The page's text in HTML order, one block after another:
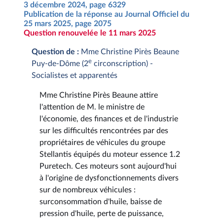
3 décembre 2024, page 6329
Publication de la réponse au Journal Officiel du
25 mars 2025, page 2075
Question renouvelée le 11 mars 2025
Question de : Mme Christine Pirès Beaune
Puy-de-Dôme (2e circonscription) -
Socialistes et apparentés
Mme Christine Pirès Beaune attire
l'attention de M. le ministre de
l'économie, des finances et de l'industrie
sur les difficultés rencontrées par des
propriétaires de véhicules du groupe
Stellantis équipés du moteur essence 1.2
Puretech. Ces moteurs sont aujourd'hui
à l'origine de dysfonctionnements divers
sur de nombreux véhicules :
surconsommation d'huile, baisse de
pression d'huile, perte de puissance,